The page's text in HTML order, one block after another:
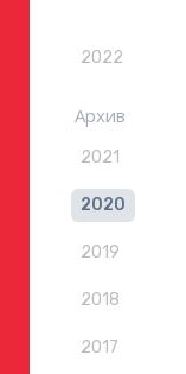
2022
Архив
2021
2020
2019
2018
2017